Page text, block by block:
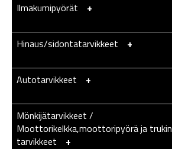
Ilmakumipyörät
+
Hinaus/sidontatarvikkeet
+
Autotarvikkeet
+
Mönkijätarvikkeet /
Moottorikelkka,moottoripyörä ja trukin
tarvikkeet
+